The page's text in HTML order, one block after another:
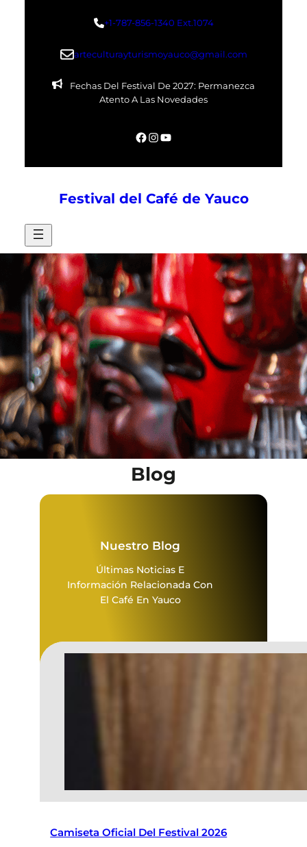
+1-787-856-1340 Ext.1074
arteculturayturismoyauco@gmail.com
Fechas Del Festival De 2027: Permanezca
Atento A Las Novedades
Facebook InstagramYouTube
Festival del Café de Yauco
Blog
Nuestro Blog
Últimas Noticias E
Información Relacionada Con
El Café En Yauco
Camiseta Oficial Del Festival 2026